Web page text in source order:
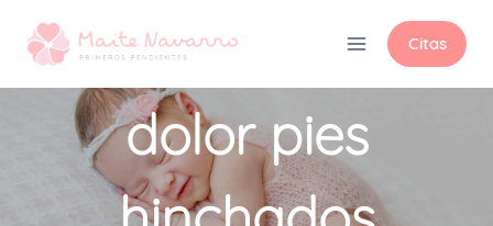
Citas
dolor pies